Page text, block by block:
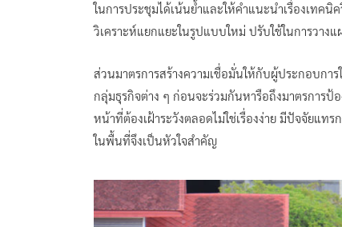
ในการประชุมได้เน้นย้ำและให้คำแนะนำเรื่องเทค
วิเคราะห์แยกแยะในรูปแบบใหม่ ปรับใช้ในการวา
ส่วนมาตรการสร้างความเชื่อมั่นให้กับผู้ประกอบกา
กลุ่มธุรกิจต่าง ๆ ก่อนจะร่วมกันหารือถึงมาตรการ
หน้าที่ต้องเฝ้าระวังตลอดไม่ใช่เรื่องง่าย มีปัจจัยแท
ในพื้นที่จึงเป็นหัวใจสำคัญ